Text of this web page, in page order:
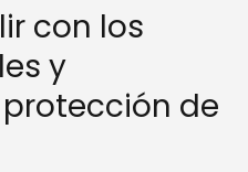
con los
y
de